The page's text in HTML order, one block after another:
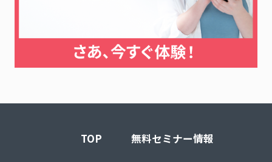
TOP 無料セミナー情報